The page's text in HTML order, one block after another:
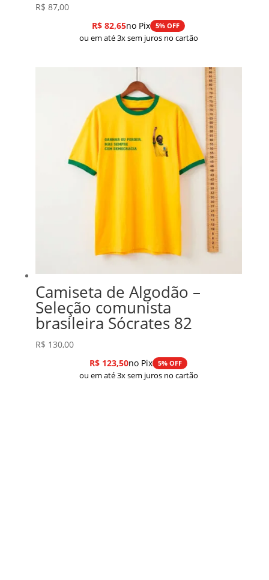
R$ 87,00
R$ 82,65no Pix 5% OFF
ou em até 3x sem juros no cartão
Camiseta de Algodão –
Seleção comunista
brasileira Sócrates 82
R$ 130,00
R$ 123,50no Pix 5% OFF
ou em até 3x sem juros no cartão